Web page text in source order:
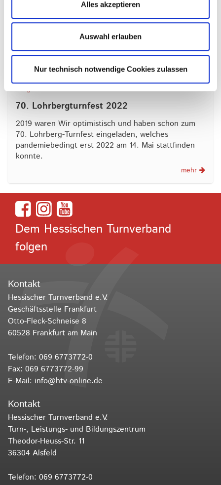
Alles akzeptieren
Auswahl erlauben
Nur technisch notwendige Cookies zulassen
Bergturnfeste
70. Lohrbergturnfest 2022
2019 waren Wir optimistisch und haben schon zum
70. Lohrberg-Turnfest eingeladen, welches
pandemiebedingt erst 2022 am 14. Mai stattfinden
konnte.
mehr
Dem Hessischen Turnverband
folgen
Kontakt
Hessischer Turnverband e.V.
Geschäftsstelle Frankfurt
Otto-Fleck-Schneise 8
60528 Frankfurt am Main
Telefon: 069 6773772-0
Fax: 069 6773772-99
E-Mail: info@htv-online.de
Kontakt
Hessischer Turnverband e.V.
Turn-, Leistungs- und Bildungszentrum
Theodor-Heuss-Str. 11
36304 Alsfeld
Telefon: 069 6773772-0